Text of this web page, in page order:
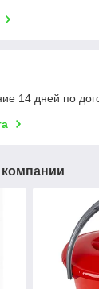
14 дней по